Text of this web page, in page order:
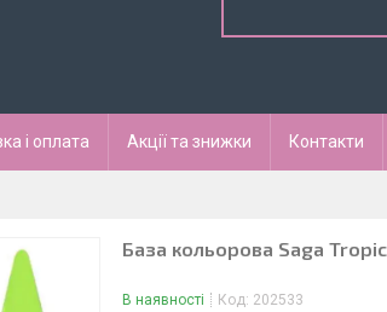
і оплата Акції та знижки Контакти
База кольорова Saga
В наявності Код: 202533